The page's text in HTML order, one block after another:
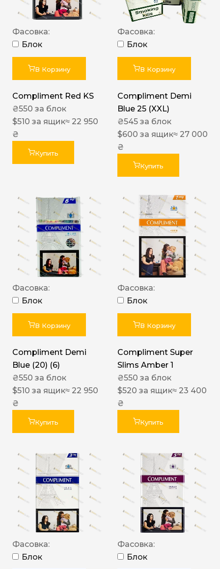
Фасовка:
Блок
В Корзину
Compliment Red KS
₴550 за блок
$510 за ящик≈ 22 950
₴
Купить
Фасовка:
Блок
В Корзину
Compliment Demi
Blue 25 (XXL)
₴545 за блок
$600 за ящик≈ 27 000
₴
Купить
Фасовка:
Блок
В Корзину
Compliment Demi
Blue (20) (6)
₴550 за блок
$510 за ящик≈ 22 950
₴
Купить
Фасовка:
Блок
В Корзину
Compliment Super
Slims Amber 1
₴550 за блок
$520 за ящик≈ 23 400
₴
Купить
Фасовка:
Блок
Фасовка:
Блок